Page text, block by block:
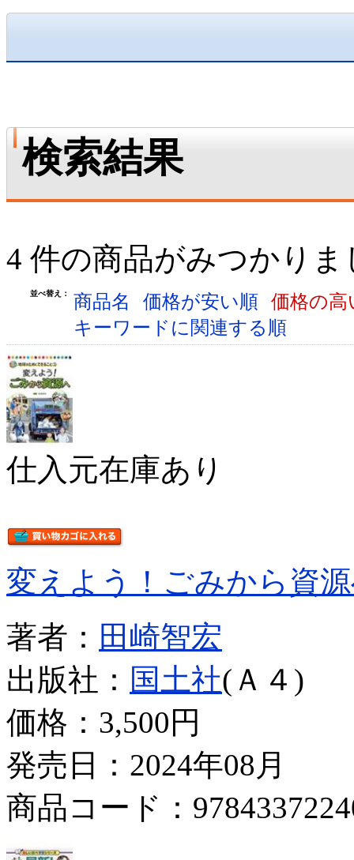
検索結果
4 件の商品がみつかりま
並べ替え： 商品名 価格が安い順 価格の
キーワードに関連する順
仕入元在庫あり
変えよう！ごみから資
著者： 田崎智宏
出版社： 国土社(Ａ４)
価格： 3,500円
発売日：2024年08月
商品コード：